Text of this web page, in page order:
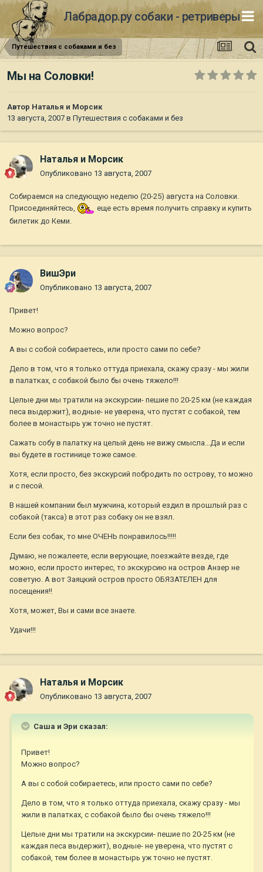
Лабрадор.ру собаки - ретриверы
Путешествия с собаками и без
Мы на Соловки!
Автор Наталья и Морсик
13 августа, 2007 в Путешествия с собаками и без
Наталья и Морсик
Опубликовано 13 августа, 2007
Собираемся на следующую неделю (20-25) августа на Соловки.
Присоединяйтесь,
еще есть время получить справку и купить
билетик до Кеми.
ВишЭри
Опубликовано 13 августа, 2007
Привет!
Можно вопрос?
А вы с собой собираетесь, или просто сами по себе?
Дело в том, что я только оттуда приехала, скажу сразу - мы жили
в палатках, с собакой было бы очень тяжело!!!
Целые дни мы тратили на экскурсии- пешие по 20-25 км (не каждая
песа выдержит), водные- не уверена, что пустят с собакой, тем
более в монастырь уж точно не пустят.
Сажать собу в палатку на целый день не вижу смысла...Да и если
вы будете в гостинице тоже самое.
Хотя, если просто, без экскурсий побродить по острову, то можно
и с песой.
В нашей компании был мужчина, который ездил в прошлый раз с
собакой (такса) в этот раз собаку он не взял.
Если без собак, то мне ОЧЕНЬ понравилось!!!!!
Думаю, не пожалеете, если верующие, поезжайте везде, где
можно, если просто интерес, то экскурсию на остров Анзер не
советую. А вот Заяцкий остров просто ОБЯЗАТЕЛЕН для
посещения!!
Хотя, может, Вы и сами все знаете.
Удачи!!!
Наталья и Морсик
Опубликовано 13 августа, 2007
Саша и Эри сказал:
Привет!
Можно вопрос?
А вы с собой собираетесь, или просто сами по себе?
Дело в том, что я только оттуда приехала, скажу сразу - мы
жили в палатках, с собакой было бы очень тяжело!!!
Целые дни мы тратили на экскурсии- пешие по 20-25 км (не
каждая песа выдержит), водные- не уверена, что пустят с
собакой, тем более в монастырь уж точно не пустят.